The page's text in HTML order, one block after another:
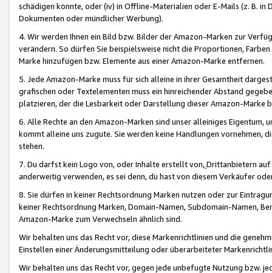
schädigen könnte, oder (iv) in Offline-Materialien oder E-Mails (z. B. in
Dokumenten oder mündlicher Werbung).
4. Wir werden Ihnen ein Bild bzw. Bilder der Amazon-Marken zur
verändern. So dürfen Sie beispielsweise nicht die Proportionen,
Marke hinzufügen bzw. Elemente aus einer Amazon-Marke entfernen.
5. Jede Amazon-Marke muss für sich alleine in ihrer Gesamtheit
grafischen oder Textelementen muss ein hinreichender Abstand
platzieren, der die Lesbarkeit oder Darstellung dieser Amazon-Marke
6. Alle Rechte an den Amazon-Marken sind unser alleiniges
kommt alleine uns zugute. Sie werden keine Handlungen vornehmen,
stehen.
7. Du darfst kein Logo von, oder Inhalte erstellt von,Drittanbietern auf
anderweitig verwenden, es sei denn, du hast von diesem Verkäufer
8. Sie dürfen in keiner Rechtsordnung Marken nutzen oder zur
keiner Rechtsordnung Marken, Domain-Namen, Subdomain-Namen,
Amazon-Marke zum Verwechseln ähnlich sind.
Wir behalten uns das Recht vor, diese Markenrichtlinien und die
Einstellen einer Änderungsmitteilung oder überarbeiteter
Wir behalten uns das Recht vor, gegen jede unbefugte Nutzung bzw.